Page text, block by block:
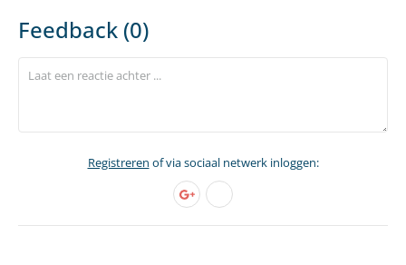
Feedback (0)
Registreren of via sociaal netwerk inloggen: